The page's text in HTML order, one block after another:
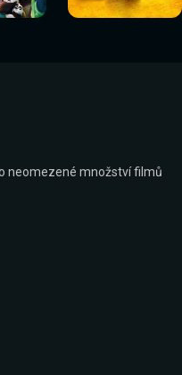
nyní
nyní
neomezené množství filmů